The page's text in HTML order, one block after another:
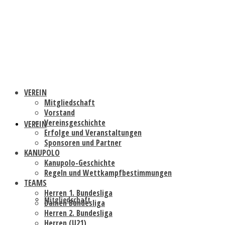
VEREIN
Mitgliedschaft
VEREIN
Mitgliedschaft
Vorstand
Vereinsgeschichte
Erfolge und Veranstaltungen
Sponsoren und Partner
KANUPOLO
Kanupolo-Geschichte
Regeln und Wettkampfbestimmungen
TEAMS
Herren 1. Bundesliga
Damen Bundesliga
Herren 2. Bundesliga